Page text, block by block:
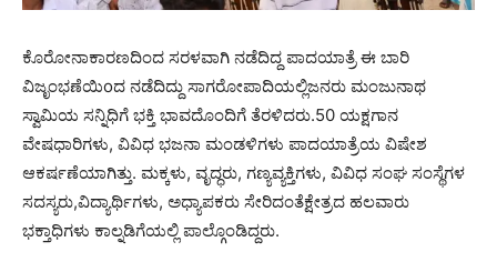
ಕೊರೋನಾಕಾರಣದಿಂದ ಸರಳವಾಗಿ ನಡೆದಿದ್ದ ಪಾದಯಾತ್ರೆ ಈ ಬಾರಿ
ವಿಜೃಂಭಣೆಯಿoದ ನಡೆದಿದ್ದು ಸಾಗರೋಪಾದಿಯಲ್ಲಿಜನರು ಮಂಜುನಾಥ
ಸ್ವಾಮಿಯ ಸನ್ನಿಧಿಗೆ ಭಕ್ತಿ ಭಾವದೊಂದಿಗೆ ತೆರಳಿದರು.50 ಯಕ್ಷಗಾನ
ವೇಷಧಾರಿಗಳು, ವಿವಿಧ ಭಜನಾ ಮಂಡಳಿಗಳು ಪಾದಯಾತ್ರೆಯ ವಿಷೇಶ
ಆಕರ್ಷಣೆಯಾಗಿತ್ತು. ಮಕ್ಕಳು, ವೃದ್ಧರು, ಗಣ್ಯವ್ಯಕ್ತಿಗಳು, ವಿವಿಧ ಸಂಘ ಸಂಸ್ಥೆಗಳ
ಸದಸ್ಯರು,ವಿದ್ಯಾರ್ಥಿಗಳು, ಅಧ್ಯಾಪಕರು ಸೇರಿದಂತೆಕ್ಷೇತ್ರದ ಹಲವಾರು
ಭಕ್ತಾಧಿಗಳು ಕಾಲ್ನಡಿಗೆಯಲ್ಲಿ ಪಾಲ್ಗೊಂಡಿದ್ದರು.